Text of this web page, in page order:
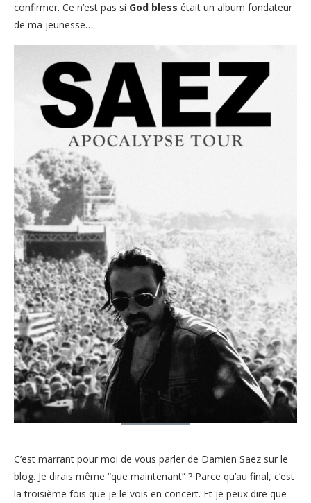
confirmer. Ce n’est pas si God bless était un album fondateur
de ma jeunesse…
C’est marrant pour moi de vous parler de Damien Saez sur le
blog. Je dirais même “que maintenant” ? Parce qu’au final, c’est
la troisième fois que je le vois en concert. Et je peux dire que